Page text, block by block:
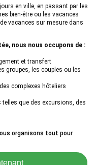
en ville, en passant par les
bien-être ou les vacances
vacances sur mesure dans
nous nous occupons de :
et transfert
groupes, les couples ou les
complexes hôteliers
que des excursions, des
organisons tout pour